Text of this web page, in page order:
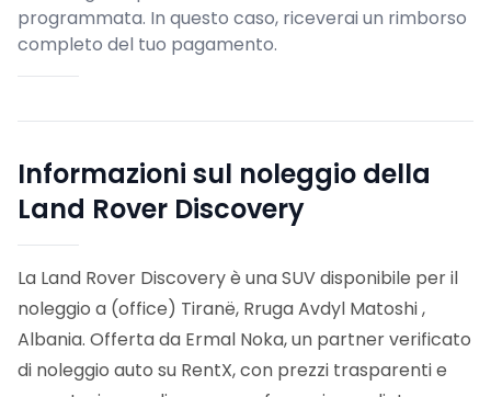
programmata. In questo caso, riceverai un rimborso
completo del tuo pagamento.
Informazioni sul noleggio della
Land Rover Discovery
La Land Rover Discovery è una SUV disponibile per il
noleggio a (office) Tiranë, Rruga Avdyl Matoshi ,
Albania. Offerta da Ermal Noka, un partner verificato
di noleggio auto su RentX, con prezzi trasparenti e